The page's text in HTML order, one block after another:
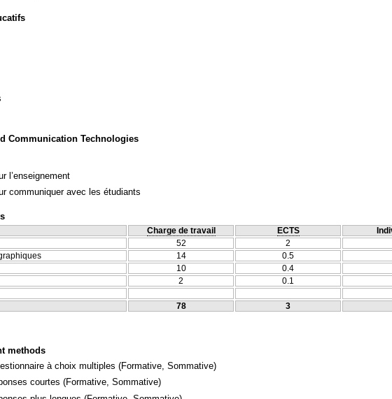
Communication Technologies
l’enseignement
communiquer avec les étudiants
Charge de travail ECTS
52 2
14
0.5
10
0.4
2
0.1
78 3
methods
à choix multiples (Formative, Sommative)
courtes (Formative, Sommative)